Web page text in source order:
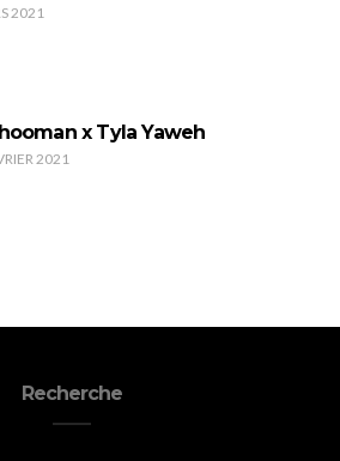
2021
x Tyla Yaweh
2021
Recherche